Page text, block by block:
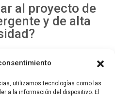
utilizamos tecnologías como las
a la información del dispositivo. El
al proyecto de
y de alta
DOSSIER DE